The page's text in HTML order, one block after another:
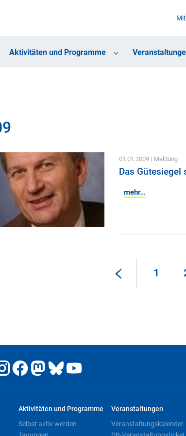
Aktivitäten und Programme
01.01.2009 | Meldung
Das Gütesiegel
mehr...
1
Aktivitäten und Programme
Selbst aktiv werden
Veranstaltungen
Veranstaltungskalender